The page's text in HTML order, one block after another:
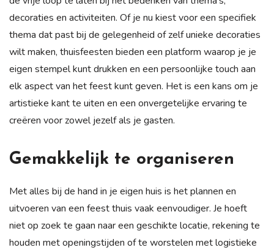
decoraties en activiteiten. Of je nu kiest voor een specifiek
thema dat past bij de gelegenheid of zelf unieke decoraties
wilt maken, thuisfeesten bieden een platform waarop je je
eigen stempel kunt drukken en een persoonlijke touch aan
elk aspect van het feest kunt geven. Het is een kans om je
artistieke kant te uiten en een onvergetelijke ervaring te
creëren voor zowel jezelf als je gasten.
Gemakkelijk te organiseren
Met alles bij de hand in je eigen huis is het plannen en
uitvoeren van een feest thuis vaak eenvoudiger. Je hoeft
niet op zoek te gaan naar een geschikte locatie, rekening te
houden met openingstijden of te worstelen met logistieke